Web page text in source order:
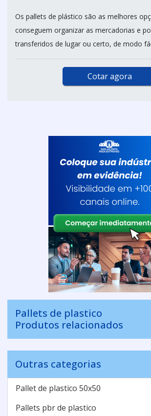
Os pallets de plástico são as melhores
conseguem organizar as mercadorias e
transferidos de lugar ou certo, de modo
Cotar agora
Pallets de plastico
Produtos relacionados
Outras categorias
Pallet de plastico 50x50
Pallets pbr de plastico